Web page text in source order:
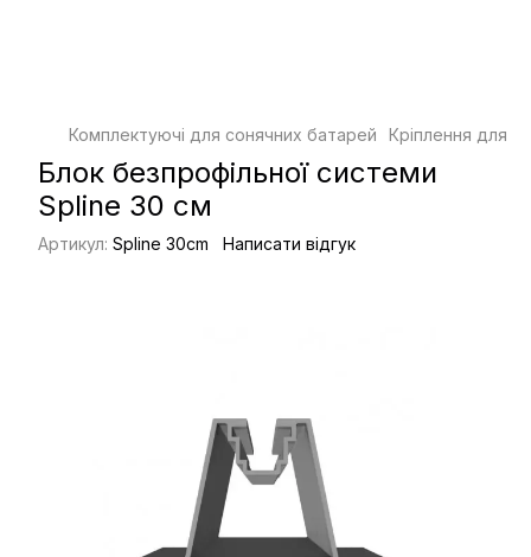
Комплектуючі для сонячних батарей Кріплення для
Блок безпрофільної системи
Spline 30 см
Артикул: Spline 30cm Написати відгук